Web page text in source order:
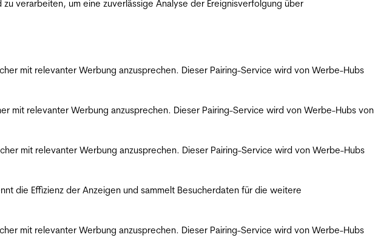
verarbeiten, um eine zuverlässige Analyse der Ereignisverfolgung über
mit relevanter Werbung anzusprechen. Dieser Pairing-Service wird von Werbe-Hubs
mit relevanter Werbung anzusprechen. Dieser Pairing-Service wird von Werbe-Hubs von
mit relevanter Werbung anzusprechen. Dieser Pairing-Service wird von Werbe-Hubs
die Effizienz der Anzeigen und sammelt Besucherdaten für die weitere
mit relevanter Werbung anzusprechen. Dieser Pairing-Service wird von Werbe-Hubs